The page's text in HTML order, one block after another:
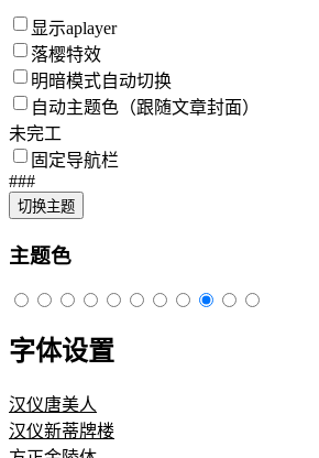
显示aplayer
落樱特效
明暗模式自动切换
自动主题色（跟随文章封面）
未完工
固定导航栏
###
切换主题
主题色
字体设置
汉仪唐美人
汉仪新蒂牌楼